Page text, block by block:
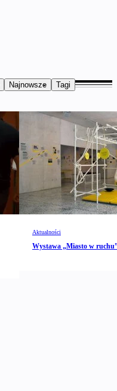
Najnowsze Tagi
Aktualności
Wystawa „Miasto w